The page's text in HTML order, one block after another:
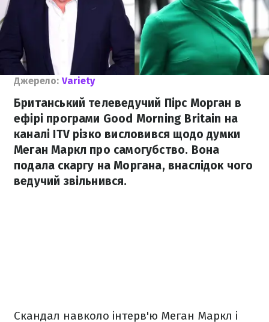
Джерело: Variety
Британський телеведучий Пірс Морган в
ефірі програми Good Morning Britain на
каналі ITV різко висловився щодо думки
Меган Маркл про самогубство. Вона
подала скаргу на Моргана, внаслідок чого
ведучий звільнився.
Скандал навколо інтерв'ю Меган Маркл і